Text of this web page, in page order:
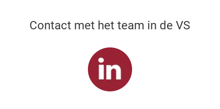
Contact met het team in de VS